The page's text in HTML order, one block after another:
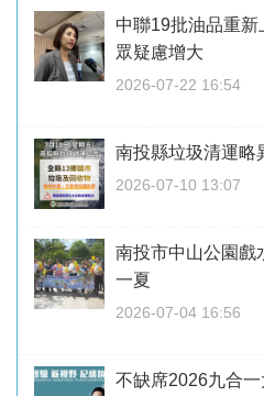
中聯19批油品重
眾疑慮增大
2026-07-22 16:54
南投縣垃圾清運
2026-07-10 13:07
南投市中山公園
一夏
2026-07-04 16:56
不缺席2026九合